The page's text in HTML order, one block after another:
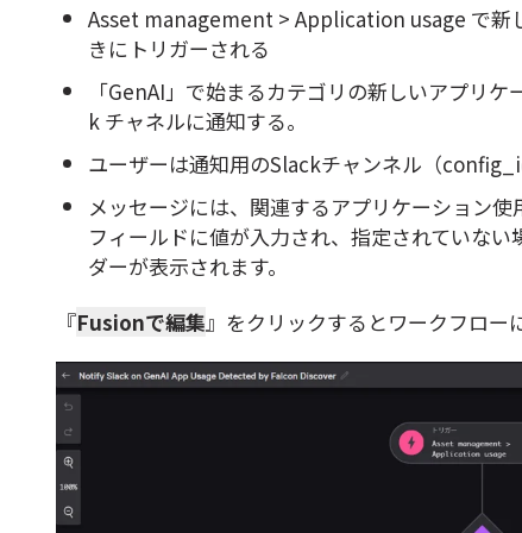
Asset management > Application usage で新
きにトリガーされる
「GenAI」で始まるカテゴリの新しいアプリ
k チャネルに通知する。
ユーザーは通知用のSlackチャンネル（
メッセージには、関連するアプリケーション
フィールドに値が入力され、指定されていな
ダーが表示されます。
『Fusionで編集』をクリックするとワークフロー